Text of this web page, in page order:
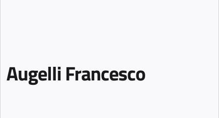
Augelli Francesco